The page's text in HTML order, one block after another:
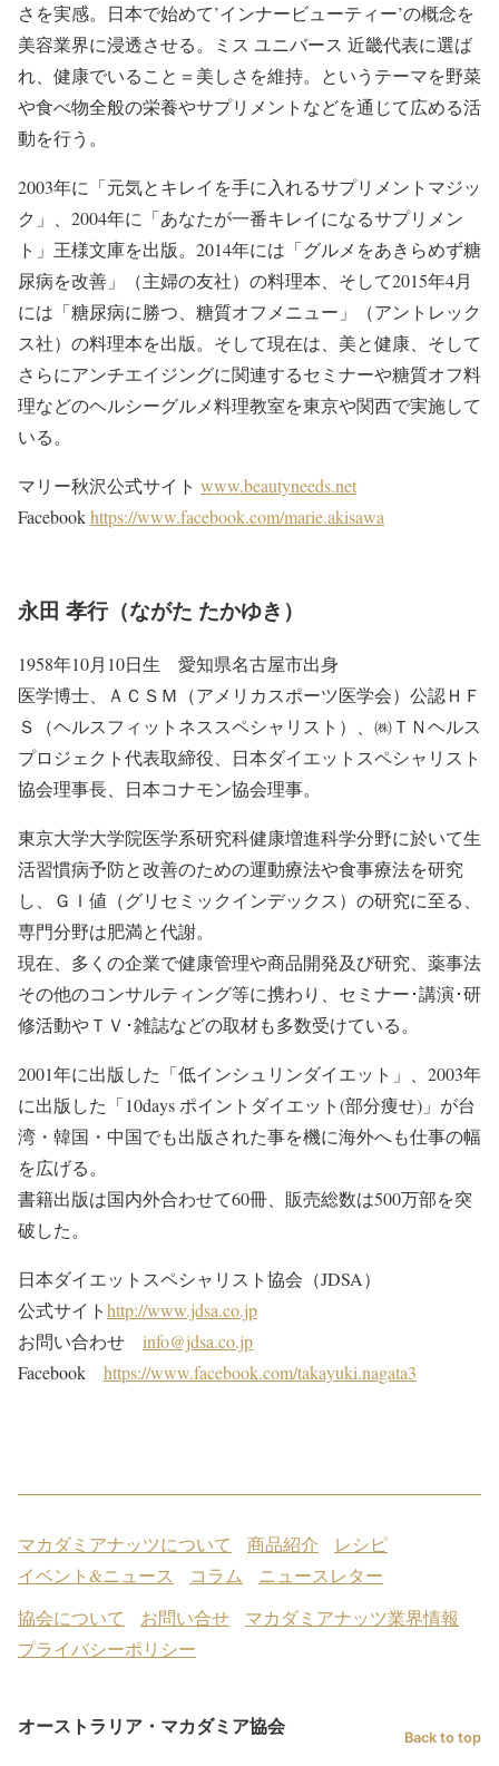
さを実感。日本で始めて’インナービューティー’の概念を
美容業界に浸透させる。ミス ユニバース 近畿代表に選ば
れ、健康でいること＝美しさを維持。というテーマを野菜
や食べ物全般の栄養やサプリメントなどを通じて広める活
動を行う。
2003年に「元気とキレイを手に入れるサプリメントマジッ
ク」、2004年に「あなたが一番キレイになるサプリメン
ト」王様文庫を出版。2014年には「グルメをあきらめず糖
尿病を改善」（主婦の友社）の料理本、そして2015年4月
には「糖尿病に勝つ、糖質オフメニュー」（アントレック
ス社）の料理本を出版。そして現在は、美と健康、そして
さらにアンチエイジングに関連するセミナーや糖質オフ料
理などのヘルシーグルメ料理教室を東京や関西で実施して
いる。
マリー秋沢公式サイト www.beautyneeds.net
Facebookhttps://www.facebook.com/marie.akisawa
永田 孝行（ながた たかゆき）
1958年10月10日生 愛知県名古屋市出身
医学博士、ＡＣＳＭ（アメリカスポーツ医学会）公認ＨＦ
Ｓ（ヘルスフィットネススペシャリスト）、㈱ＴＮヘルス
プロジェクト代表取締役、日本ダイエットスペシャリスト
協会理事長、日本コナモン協会理事。
東京大学大学院医学系研究科健康増進科学分野に於いて生
活習慣病予防と改善のための運動療法や食事療法を研究
し、ＧＩ値（グリセミックインデックス）の研究に至る、
専門分野は肥満と代謝。
現在、多くの企業で健康管理や商品開発及び研究、薬事法
その他のコンサルティング等に携わり、セミナー･講演･研
修活動やＴＶ･雑誌などの取材も多数受けている。
2001年に出版した「低インシュリンダイエット」、2003年
に出版した「10days ポイントダイエット(部分痩せ)」が台
湾・韓国・中国でも出版された事を機に海外へも仕事の幅
を広げる。
書籍出版は国内外合わせて60冊、販売総数は500万部を突
破した。
日本ダイエットスペシャリスト協会（JDSA）
公式サイトhttp://www.jdsa.co.jp
お問い合わせ info@jdsa.co.jp
Facebook https://www.facebook.com/takayuki.nagata3
マカダミアナッツについて 商品紹介
レシピ
イベント&ニュース
コラム
ニュースレター
協会について
お問い合せ
マカダミアナッツ業界情報
プライバシーポリシー
オーストラリア・マカダミア協会 Back to top